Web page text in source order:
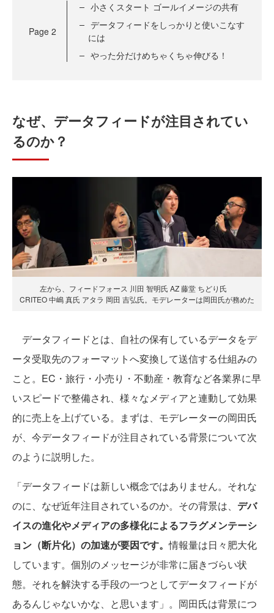
Page 2
小さくスタート ゴールイメージの共有
データフィードをしっかりと使いこなす
には
やった分だけめちゃくちゃ伸びる！
なぜ、データフィードが注目されてい
るのか？
左から、フィードフォース 川田 智明氏 AZ 藤堂 ちどり氏
CRITEO 中嶋 真氏 アタラ 岡田 吉弘氏。モデレーターは岡田氏が務めた
データフィードとは、自社の保有しているデータをデ
ータ受取先のフォーマットへ変換して送信する仕組みの
こと。EC・旅行・小売り・不動産・教育など各業界に早
いスピードで整備され、様々なメディアと連動して効果
的に売上を上げている。まずは、モデレーターの岡田氏
が、今データフィードが注目されている背景について次
のように説明した。
「データフィードは新しい概念ではありません。それな
のに、なぜ近年注目されているのか。その背景は、 デバ
イスの進化やメディアの多様化によるフラグメンテーシ
ョン（断片化）の加速が要因です。情報量は日々肥大化
しています。個別のメッセージが非常に届きづらい状
態。それを解決する手段の一つとしてデータフィードが
あるんじゃないかな、と思います」。岡田氏は背景につ